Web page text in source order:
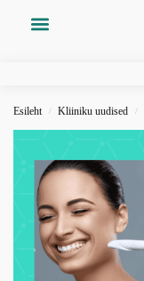
Esileht / Kliiniku uudised /